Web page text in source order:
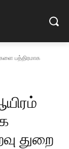
பத்திரமாக
துறை